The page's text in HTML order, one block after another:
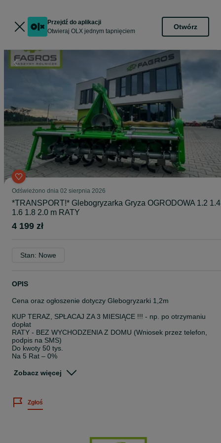
Przejdź do aplikacji
Otwieraj OLX jednym tapnięciem
Otwórz
Odświeżono dnia 02 sierpnia 2026
*TRANSPORT!* Glebogryzarka Gryza OGRODOWA 1.2 1.4
1.6 1.8 2.0 m RATY
4 199 zł
Stan: Nowe
OPIS
Cena oraz ogłoszenie dotyczy Glebogryzarki 1,2m
KUP TERAZ, SPŁACAJ ZA 3 MIESIĄCE !!! - np. po otrzymaniu
dopłat
RATY - BEZ WYCHODZENIA Z DOMU (Wniosek przez telefon,
podpis na SMS)
Do kwoty 50 tys.
Na 5 Rat – 0%
KONTAKT: 5*1*3*3*6*6*8*7*3
Zobacz więcej
Zgłoś